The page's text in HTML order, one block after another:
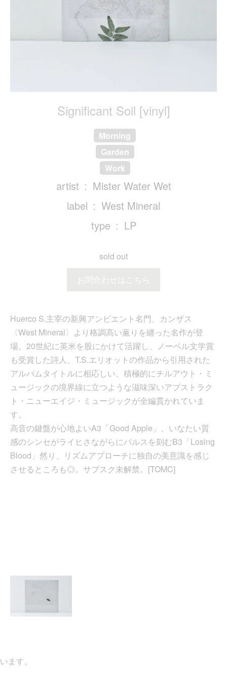
Significant Soil [vinyl]
Morning
Garden
Work
artist
Mister Water Wet
label
West Mineral
type
LP
sold out
お問合わせはこちら
Huerco S.主宰の新興アンビエント名門、カンザス
〈West Mineral〉より格調高い薫りを纏った名作が登
場。20世紀に英米を股にかけて活躍し、ノーベル文学賞
も受賞した詩人、T.S.エリオットの作品から引用された
アルバムタイトルに相応しい、積極的にチルアウト・ミ
ュージックの境界線に立つような滋味深いアブストラク
ト・ニューエイジ・ミュージックが全編貫かれていま
す。
高音の鍵盤が心地よいA3「Good Apple」、いなたい質
感のシンセがライヒさながらにパルスを刻むB3「Losing
Blood」然り、リズムアプローチに独自の美意識を感じ
させるところも◎。サブスク未解禁。[TOMC]
す。